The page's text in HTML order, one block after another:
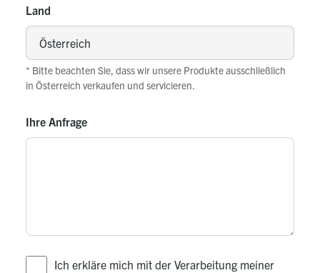
Land
* Bitte beachten Sie, dass wir unsere Produkte ausschließlich
in Österreich verkaufen und servicieren.
Ihre Anfrage
Ich erkläre mich mit der Verarbeitung meiner